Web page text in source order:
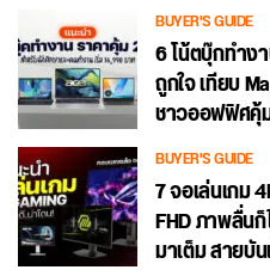
BUYER'S GUIDE
6 โน้ตบุ๊กทำง
ถูกใจ เทียบ
ชาวออฟฟิศคุ้
BUYER'S GUIDE
7 จอเล่นเกม
FHD ภาพลื่น
มาเต็ม สายบั